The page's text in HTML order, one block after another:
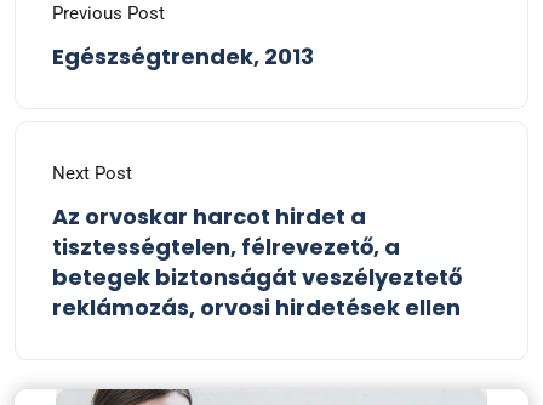
Previous Post
Egészségtrendek, 2013
Next Post
Az orvoskar harcot hirdet a
tisztességtelen, félrevezető, a
betegek biztonságát veszélyeztető
reklámozás, orvosi hirdetések ellen